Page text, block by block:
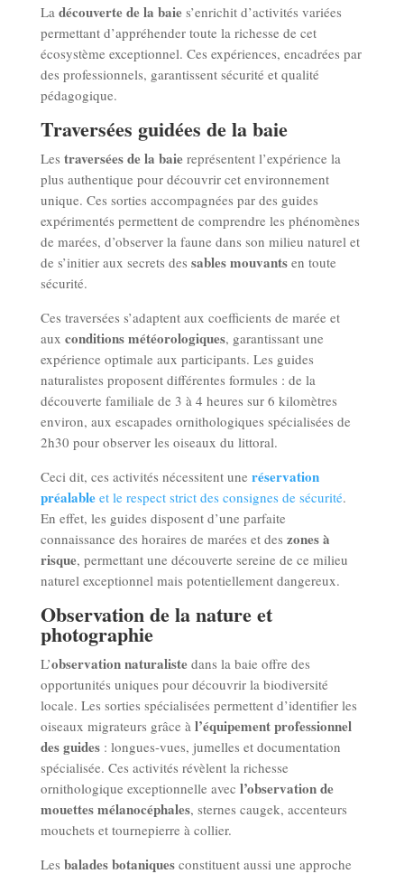
La découverte de la baie s’enrichit d’activités variées
permettant d’appréhender toute la richesse de cet
écosystème exceptionnel. Ces expériences, encadrées par
des professionnels, garantissent sécurité et qualité
pédagogique.
Traversées guidées de la baie
Les traversées de la baie représentent l’expérience la
plus authentique pour découvrir cet environnement
unique. Ces sorties accompagnées par des guides
expérimentés permettent de comprendre les phénomènes
de marées, d’observer la faune dans son milieu naturel et
de s’initier aux secrets des sables mouvantsen toute
sécurité.
Ces traversées s’adaptent aux coefficients de marée et
aux conditions météorologiques, garantissant une
expérience optimale aux participants. Les guides
naturalistes proposent différentes formules : de la
découverte familiale de 3 à 4 heures sur 6 kilomètres
environ, aux escapades ornithologiques spécialisées de
2h30 pour observer les oiseaux du littoral.
Ceci dit, ces activités nécessitent une réservation
préalableet le respect strict des consignes de sécurité.
En effet, les guides disposent d’une parfaite
connaissance des horaires de marées et des zones à
risque, permettant une découverte sereine de ce milieu
naturel exceptionnel mais potentiellement dangereux.
Observation de la nature et
photographie
L’observation naturaliste dans la baie offre des
opportunités uniques pour découvrir la biodiversité
locale. Les sorties spécialisées permettent d’identifier les
oiseaux migrateurs grâce à l’équipement professionnel
des guides: longues-vues, jumelles et documentation
spécialisée. Ces activités révèlent la richesse
ornithologique exceptionnelle avec l’observation de
mouettes mélanocéphales, sternes caugek, accenteurs
mouchets et tournepierre à collier.
Les balades botaniquesconstituent aussi une approche